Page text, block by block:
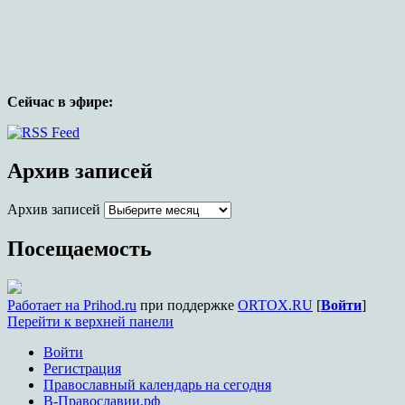
Сейчас в эфире:
Официальный сайт прихода храма в
честь иконы Божией Матери,
именуемой Целительница, г.
Краснодара
Архив записей
Архив записей
Посещаемость
Работает на Prihod.ru при поддержке ORTOX.RU [Войти]
Перейти к верхней панели
Войти
Регистрация
Православный календарь на сегодня
В-Православии.рф